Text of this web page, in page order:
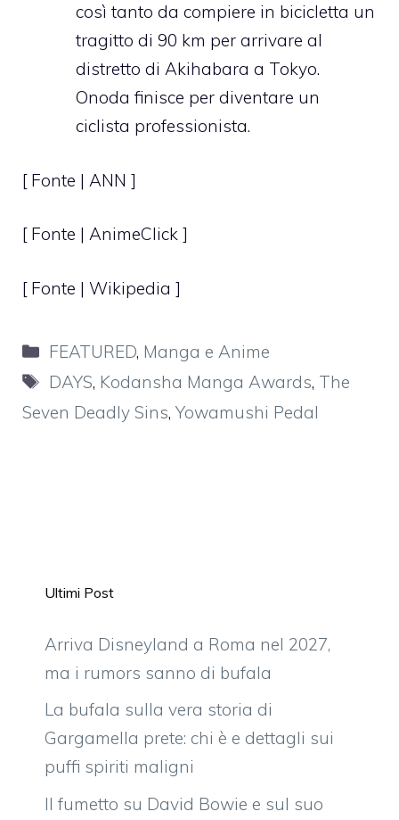
così tanto da compiere in bicicletta un
tragitto di 90 km per arrivare al
distretto di Akihabara a Tokyo.
Onoda finisce per diventare un
ciclista professionista.
[ Fonte | ANN ]
[ Fonte | AnimeClick ]
[ Fonte | Wikipedia ]
Categorie
FEATURED, Manga e Anime
Tag
DAYS, Kodansha Manga Awards, The
Seven Deadly Sins, Yowamushi Pedal
Ultimi Post
Arriva Disneyland a Roma nel 2027,
ma i rumors sanno di bufala
La bufala sulla vera storia di
Gargamella prete: chi è e dettagli sui
puffi spiriti maligni
Il fumetto su David Bowie e sul suo